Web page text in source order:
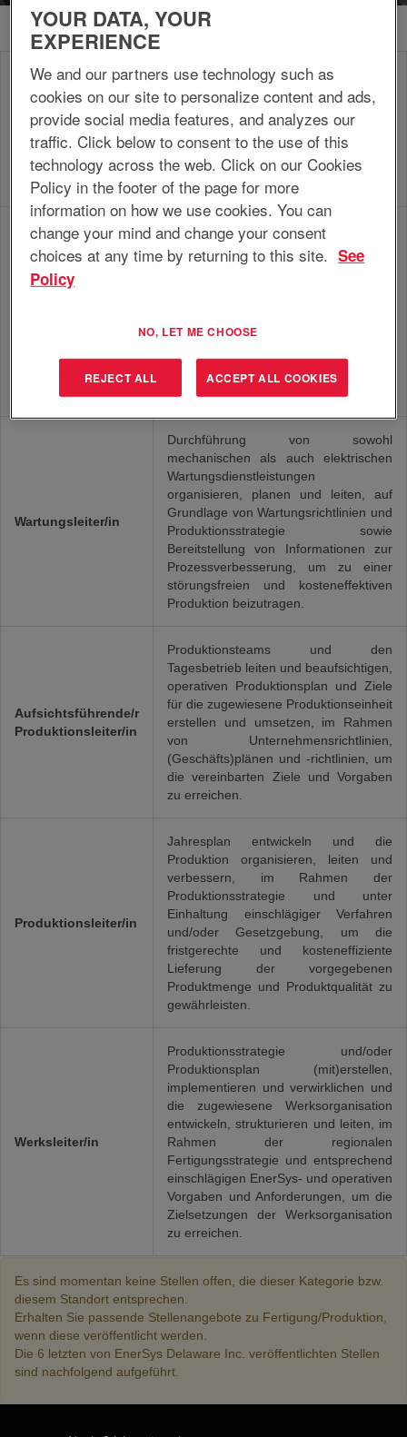
Planer/in
Die Lieferkettenplanung (teilweise)
ausarbeiten, überwachen, leiten und
stetig verbessern, im Rahmen
vereinbarter Wartungsstufen, des
Bestands und der Kosten, um die vom
Kunden geforderte logistische
Leistungsfähigkeit zu erzielen.
Durchführung der Planungsaktivitäten
der zugewiesenen Abteilung
organisieren, planen und leiten, im
Kosten, um die optimale Lieferung der
Produkte und Dienstleistungen an den
Kunden zu geringstmöglichen Kosten
zu realisieren.
Wartungsleiter/in
Durchführung von sowohl
mechanischen als auch elektrischen
Wartungsdienstleistungen
organisieren, planen und leiten, auf
Grundlage von Wartungsrichtlinien und
Produktionsstrategie sowie
Bereitstellung von Informationen zur
Prozessverbesserung, um zu einer
störungsfreien und kosteneffektiven
Produktion beizutragen.
Aufsichtsführende/r
Produktionsleiter/in
Produktionsteams und den
Tagesbetrieb leiten und beaufsichtigen,
operativen Produktionsplan und Ziele
für die zugewiesene Produktionseinheit
erstellen und umsetzen, im Rahmen
von Unternehmensrichtlinien,
(Geschäfts)plänen und -richtlinien, um
die vereinbarten Ziele und Vorgaben
zu erreichen.
Produktionsleiter/in
Jahresplan entwickeln und die
Produktion organisieren, leiten und
verbessern, im Rahmen der
Produktionsstrategie und unter
Einhaltung einschlägiger Verfahren
und/oder Gesetzgebung, um die
fristgerechte und kosteneffiziente
Lieferung der vorgegebenen
Produktmenge und Produktqualität zu
gewährleisten.
Werksleiter/in
Produktionsstrategie und/oder
Produktionsplan (mit)erstellen,
implementieren und verwirklichen und
die zugewiesene Werksorganisation
entwickeln, strukturieren und leiten, im
Rahmen der regionalen
Fertigungsstrategie und entsprechend
einschlägigen EnerSys- und operativen
Vorgaben und Anforderungen, um die
Zielsetzungen der Werksorganisation
zu erreichen.
Es sind momentan keine Stellen offen, die dieser Kategorie bzw.
diesem Standort entsprechen.
Erhalten Sie passende Stellenangebote zu Fertigung/Produktion,
wenn diese veröffentlicht werden.
Die 6 letzten von EnerSys Delaware Inc. veröffentlichten Stellen
sind nachfolgend aufgeführt.
YOUR DATA, YOUR
EXPERIENCE
We and our partners use technology such as
cookies on our site to personalize content and ads,
provide social media features, and analyzes our
traffic. Click below to consent to the use of this
technology across the web. Click on our Cookies
Policy in the footer of the page for more
information on how we use cookies. You can
change your mind and change your consent
choices at any time by returning to this site. See
Policy
NO, LET ME CHOOSE
REJECT ALL ACCEPT ALL COOKIES